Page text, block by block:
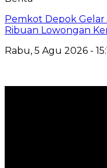
Pemkot Depok Gelar
Ribuan Lowongan
Rabu, 5 Agu 2026 -